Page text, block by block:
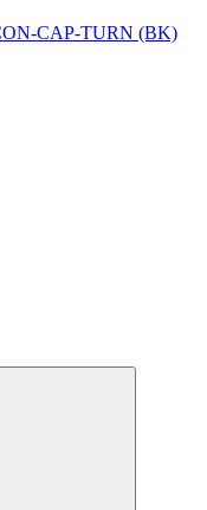
CAP-TURN (BK)